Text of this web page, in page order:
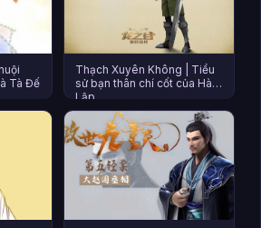
Tà Đế
Thạch Xuyên Không | Tiểu
sử bạn thân chí cốt của Hàn
Lập